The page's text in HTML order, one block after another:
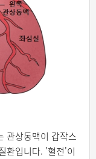
관상동맥이 갑작스
환입니다. '혈전'이